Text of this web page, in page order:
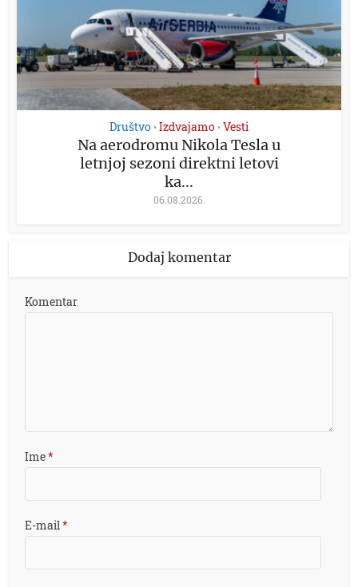
Društvo • Izdvajamo • Vesti
Na aerodromu Nikola Tesla u
letnjoj sezoni direktni letovi
ka...
06.08.2026.
Dodaj komentar
Komentar
Ime*
E-mail*